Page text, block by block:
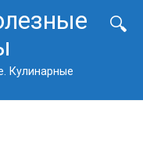
Кулинарные